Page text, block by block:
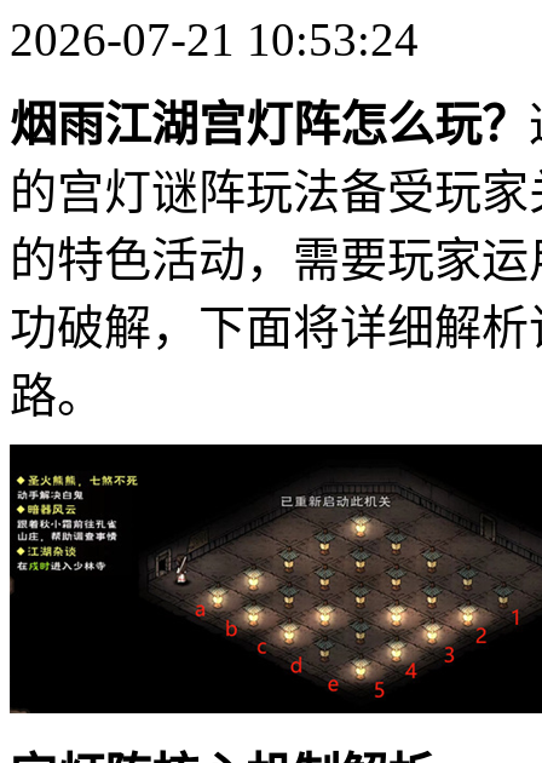
2026-07-21 10:53:24
烟雨江湖宫灯阵怎么玩？
的宫灯谜阵玩法备受玩
的特色活动，需要玩家
功破解，下面将详细解
路。